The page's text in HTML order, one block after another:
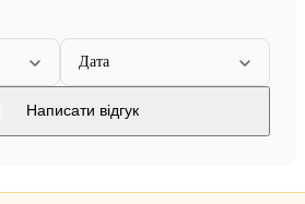
Дата
Написати відгук